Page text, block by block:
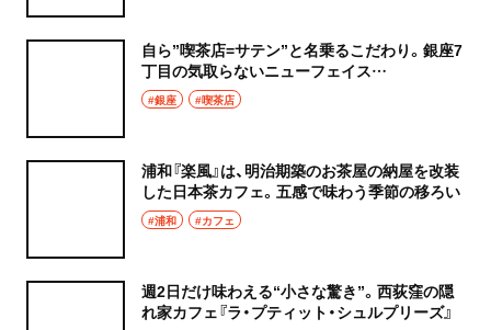
自ら”喫茶店=サテン”と名乗るこだわり。銀座7
丁目の気取らないニューフェイス
『310.COFFEE（さとうこーひー）』
#銀座 #喫茶店
浦和『楽風』は、明治期築のお茶屋の納屋を改装
した日本茶カフェ。五感で味わう季節の移ろい
#浦和 #カフェ
週2日だけ味わえる“小さな驚き”。西荻窪の隠
れ家カフェ『ラ・プティット・シュルプリーズ』